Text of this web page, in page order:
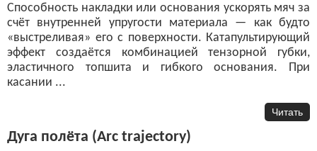
Способность накладки или основания ускорять мяч за
счёт внутренней упругости материала — как будто
«выстреливая» его с поверхности. Катапультирующий
эффект создаётся комбинацией тензорной губки,
эластичного топшита и гибкого основания. При
касании ...
Читать
Дуга полёта (Arc trajectory)